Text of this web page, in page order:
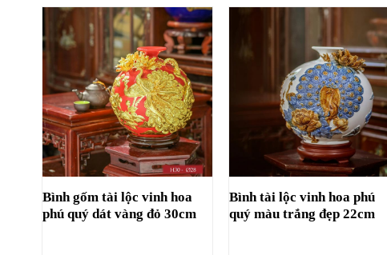
Bình gốm tài lộc vinh hoa
phú quý dát vàng đỏ 30cm
Bình tài lộc vinh hoa phú
quý màu trắng đẹp 22cm